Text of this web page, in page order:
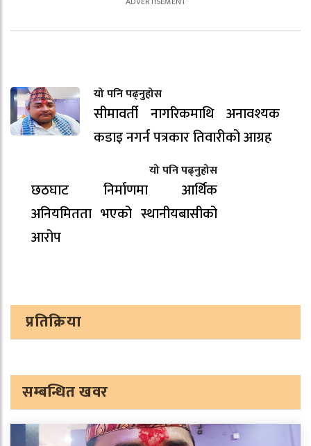
यो पनि पढ्नुहोस
सीमावर्ती नागरिकमाथि अनावश्यक
कडाइ नगर्न पत्रकार तिवारीको आग्रह
यो पनि पढ्नुहोस
छठघाट निर्माणमा आर्थिक
अनियमितता भएको स्थानीयबासीको
आरोप
प्रतिक्रिया
सम्बन्धित खवर